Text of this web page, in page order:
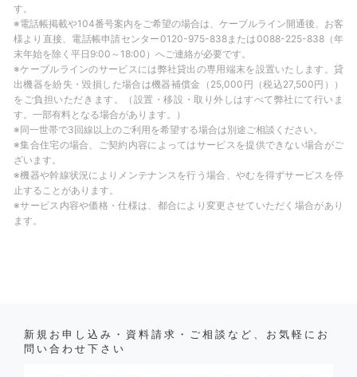
す。
※電話帳掲載や104番号案内をご希望の場合は、ケーブルライン開通後、お客
様より直接、電話帳申請センター0120-975-838または0088-225-838（年
末年始を除く平日9:00～18:00）へご連絡が必要です。
※ケーブルラインのサービスには弊社貸出の専用端末を設置いたします。貸
出機器を紛失・毀損した場合は機器補償金（25,000円（税込27,500円））
をご負担いただきます。（設置・移設・取り外しはすべて弊社にて行いま
す。一部有料となる場合があります。）
※同一世帯で3回線以上のご利用を希望する場合は別途ご相談ください。
※集合住宅の場合、ご契約内容によってはサービスを提供できない場合がご
ざいます。
※機器や幹線状況によりメンテナンスを行う場合、やむを得ずサービスを停
止することがあります。
※サービス内容や価格・仕様は、都合により変更させていただく場合があり
ます。
新規お申し込み・資料請求・ご相談など、お気軽にお
問い合わせ下さい